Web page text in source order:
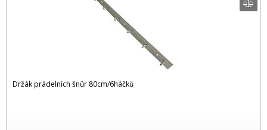
Držák prádelních šnůr 80cm/6háčků